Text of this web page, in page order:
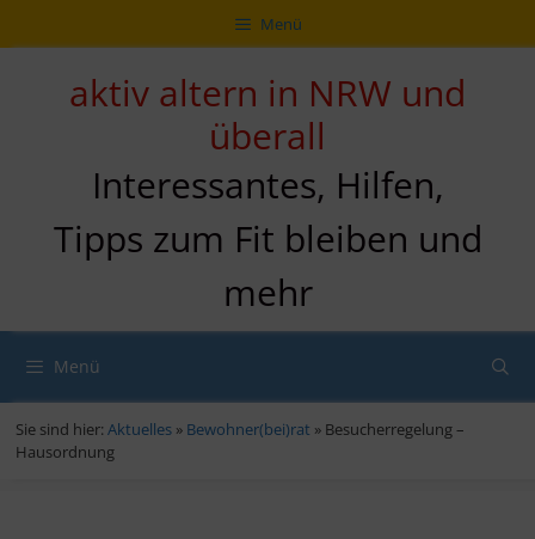
Inhalt
zur
Navigation
Inhalt
Menü
aktiv altern in NRW und
überall
Interessantes, Hilfen,
Tipps zum Fit bleiben und
mehr
Menü
Sie sind hier: Aktuelles » Bewohner(bei)rat » Besucherregelung –
Hausordnung